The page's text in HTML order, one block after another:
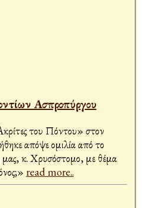
Ασπροπύργου
του Πόντου» στον
απόψε ομιλία από το
κ. Χρυσόστομο, με θέμα
read more..